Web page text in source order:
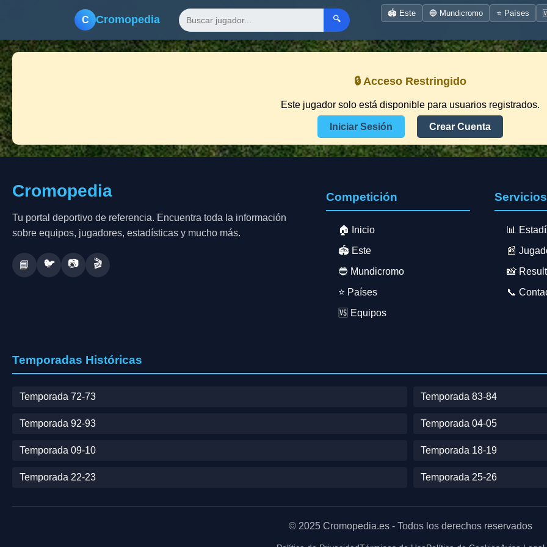
C Cromopedia 🔍
🏟️ Este 🔵 Mundicromo ⭐ Países
🔒 Acceso Restringido
Este jugador solo está disponible para usuarios registrados.
Iniciar Sesión Crear Cuenta
Cromopedia
Tu portal deportivo de referencia. Encuentra toda la información
sobre equipos, jugadores, estadísticas y mucho más.
📘 🐦 📷 🎬
Competición
🏠 Inicio
🏟️ Este
🔵 Mundicromo
⭐ Países
🆚 Equipos
Servicios
📊
📰
📸
📞
Temporadas Históricas
Temporada 72-73 Temporada 83-84
Temporada 92-93 Temporada 04-05
Temporada 09-10 Temporada 18-19
Temporada 22-23 Temporada 25-26
© 2025 Cromopedia.es - Todos los derechos reservados